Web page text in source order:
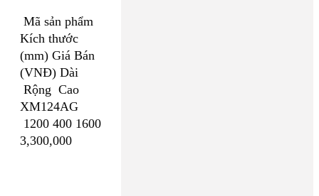
Mã sản phẩm
Kích thước
(mm) Giá Bán
(VNĐ) Dài
Rộng Cao
XM124AG
1200 400 1600
3,300,000